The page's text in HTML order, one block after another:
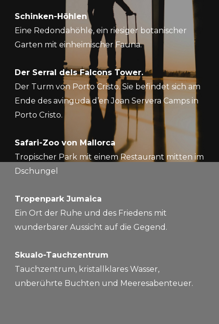
Schinken-Höhlen
Eine Redondahöhle, ein riesiger botanischer
Garten mit einheimischer Fauna.
Der Serral dels Falcons Tower.
Der Turm von Porto Cristo. Sie befindet sich am
Ende des avinguda d’en Joan Servera Camps in
Porto Cristo.
Safari-Zoo von Mallorca
Tropischer Park mit einem Restaurant mitten im
Dschungel
Tropenpark Jumaica
Ein Ort der Ruhe und des Friedens mit
wunderbarer Aussicht auf die Gegend.
Skualo-Tauchzentrum
Tauchzentrum, kristallklares Wasser,
unberührte Buchten und Meeresabenteuer.